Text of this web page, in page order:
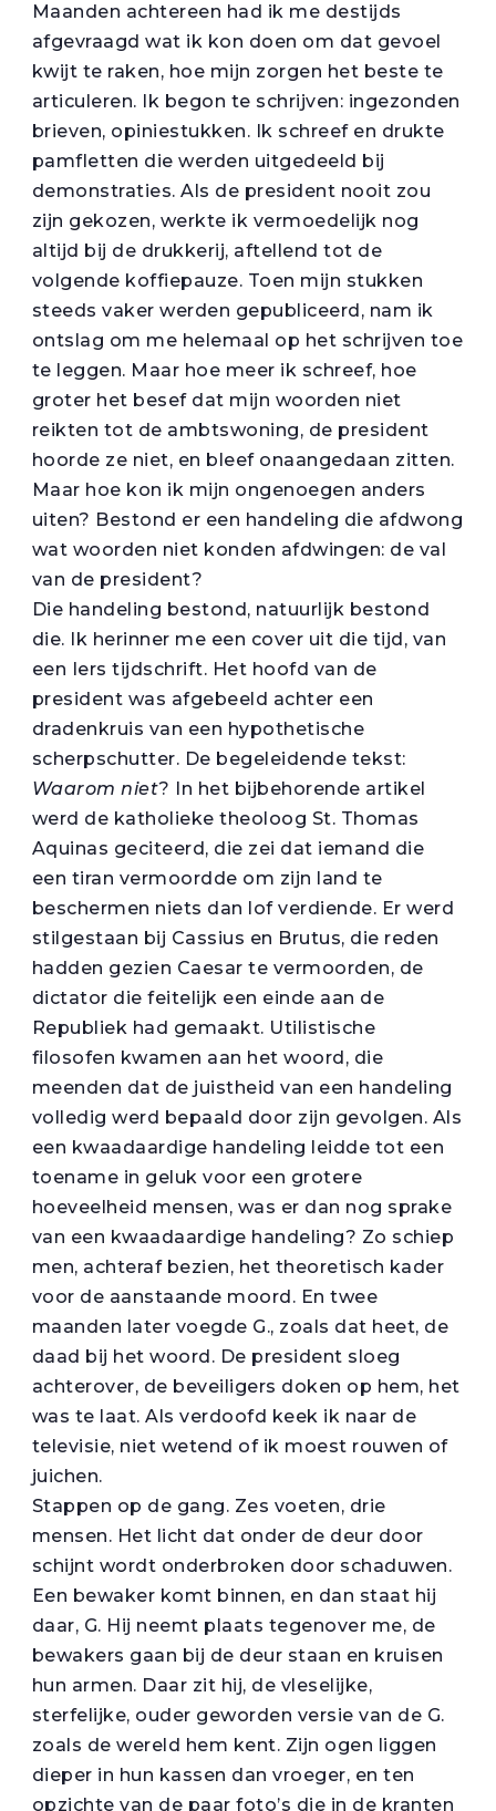
Maanden achtereen had ik me destijds
afgevraagd wat ik kon doen om dat gevoel
kwijt te raken, hoe mijn zorgen het beste te
articuleren. Ik begon te schrijven: ingezonden
brieven, opiniestukken. Ik schreef en drukte
pamfletten die werden uitgedeeld bij
demonstraties. Als de president nooit zou
zijn gekozen, werkte ik vermoedelijk nog
altijd bij de drukkerij, aftellend tot de
volgende koffiepauze. Toen mijn stukken
steeds vaker werden gepubliceerd, nam ik
ontslag om me helemaal op het schrijven toe
te leggen. Maar hoe meer ik schreef, hoe
groter het besef dat mijn woorden niet
reikten tot de ambtswoning, de president
hoorde ze niet, en bleef onaangedaan zitten.
Maar hoe kon ik mijn ongenoegen anders
uiten? Bestond er een handeling die afdwong
wat woorden niet konden afdwingen: de val
van de president?
Die handeling bestond, natuurlijk bestond
die. Ik herinner me een cover uit die tijd, van
een Iers tijdschrift. Het hoofd van de
president was afgebeeld achter een
dradenkruis van een hypothetische
scherpschutter. De begeleidende tekst:
Waarom niet? In het bijbehorende artikel
werd de katholieke theoloog St. Thomas
Aquinas geciteerd, die zei dat iemand die
een tiran vermoordde om zijn land te
beschermen niets dan lof verdiende. Er werd
stilgestaan bij Cassius en Brutus, die reden
hadden gezien Caesar te vermoorden, de
dictator die feitelijk een einde aan de
Republiek had gemaakt. Utilistische
filosofen kwamen aan het woord, die
meenden dat de juistheid van een handeling
volledig werd bepaald door zijn gevolgen. Als
een kwaadaardige handeling leidde tot een
toename in geluk voor een grotere
hoeveelheid mensen, was er dan nog sprake
van een kwaadaardige handeling? Zo schiep
men, achteraf bezien, het theoretisch kader
voor de aanstaande moord. En twee
maanden later voegde G., zoals dat heet, de
daad bij het woord. De president sloeg
achterover, de beveiligers doken op hem, het
was te laat. Als verdoofd keek ik naar de
televisie, niet wetend of ik moest rouwen of
juichen.
Stappen op de gang. Zes voeten, drie
mensen. Het licht dat onder de deur door
schijnt wordt onderbroken door schaduwen.
Een bewaker komt binnen, en dan staat hij
daar, G. Hij neemt plaats tegenover me, de
bewakers gaan bij de deur staan en kruisen
hun armen. Daar zit hij, de vleselijke,
sterfelijke, ouder geworden versie van de G.
zoals de wereld hem kent. Zijn ogen liggen
dieper in hun kassen dan vroeger, en ten
opzichte van de paar foto’s die in de kranten